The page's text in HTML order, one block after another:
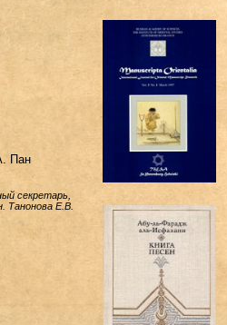
Пан
секретарь,
Танонова Е.В.